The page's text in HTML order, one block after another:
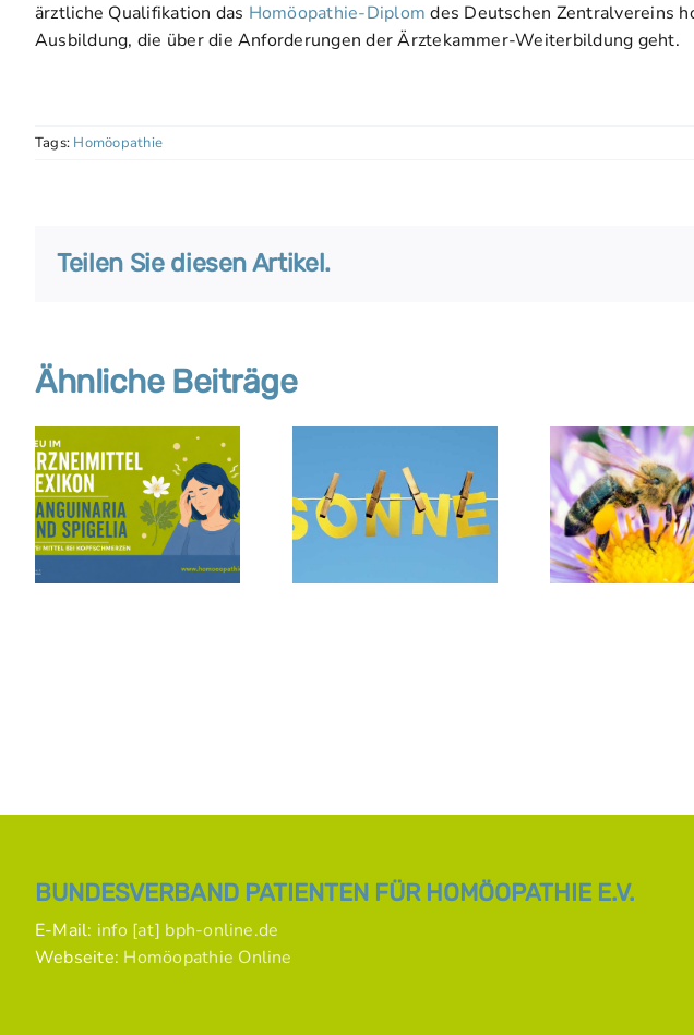
ärztliche Qualifikation das Homöopathie-Diplom des Deutschen Zentralvereins
Ausbildung, die über die Anforderungen der Ärztekammer-Weiterbildung geht.
Tags: Homöopathie
Teilen Sie diesen Artikel.
Ähnliche Beiträge
BUNDESVERBAND PATIENTEN FÜR HOMÖOPATHIE E.V.
E-Mail: info [at] bph-online.de
Webseite: Homöopathie Online